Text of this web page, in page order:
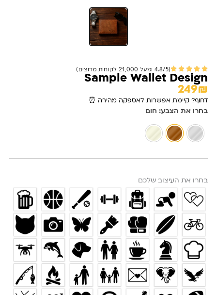
(4.8/5 ומעל 21,000 לקוחות מרוצים)
Sample Wallet Design
249₪
דחוף? קיימת אפשרות לאספקה מהירה ⏰
בחרו את הצבע: חום
בחרו את העיצוב שלכם
כמות
Sample
Design